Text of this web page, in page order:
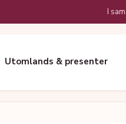
I
Utomlands & presenter